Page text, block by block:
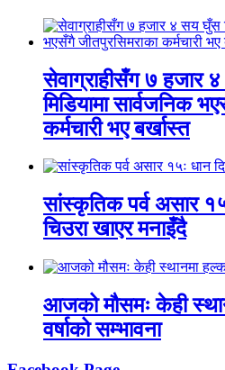
सेवाग्राहीसँग ७ हजार
मिडियामा सार्वजनिक
कर्मचारी भए बर्खास्त
सांस्कृतिक पर्व असार
चिउरा खाएर मनाइँदै
आजको मौसमः केही
वर्षाको सम्भावना